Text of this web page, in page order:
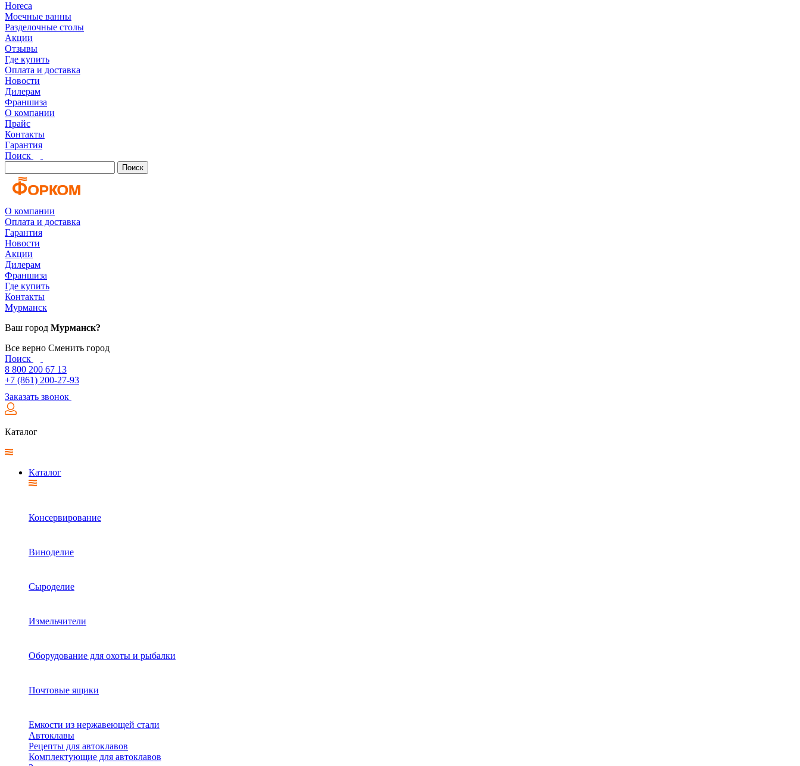
Horeca
Моечные ванны
Разделочные столы
Акции
Отзывы
Где купить
Оплата и доставка
Новости
Дилерам
Франшиза
О компании
Прайс
Контакты
Гарантия
Поиск
Поиск
О компании
Оплата и доставка
Гарантия
Новости
Акции
Дилерам
Франшиза
Где купить
Контакты
Мурманск
Ваш город Мурманск?
Все верно Сменить город
Поиск
8 800 200 67 13
+7 (861) 200-27-93
Заказать звонок
Каталог
Каталог
Консервирование
Виноделие
Сыроделие
Измельчители
Оборудование для охоты и рыбалки
Почтовые ящики
Емкости из нержавеющей стали
Автоклавы
Рецепты для автоклавов
Комплектующие для автоклавов